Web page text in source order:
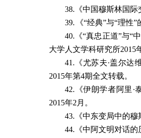
38. 《中国穆斯林国
39.
《“经典”与“理性”
40. 《“真忠正道”与“
大学人文学科研究所2015
41. 《尤苏夫·盖尔
2015年第4期全文转载。
42. 《伊朗学者阿里 ·
2015年2 月。
43. 《中东变局中的
44. 《中阿文明对话